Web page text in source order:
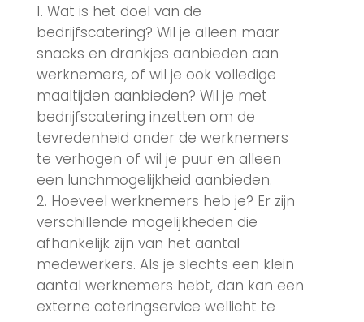
Wat is het doel van de
bedrijfscatering? Wil je alleen maar
snacks en drankjes aanbieden aan
werknemers, of wil je ook volledige
maaltijden aanbieden? Wil je met
bedrijfscatering inzetten om de
tevredenheid onder de werknemers
te verhogen of wil je puur en alleen
een lunchmogelijkheid aanbieden.
Hoeveel werknemers heb je? Er zijn
verschillende mogelijkheden die
afhankelijk zijn van het aantal
medewerkers. Als je slechts een klein
aantal werknemers hebt, dan kan een
externe cateringservice wellicht te